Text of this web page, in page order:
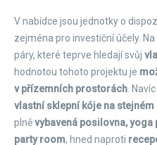
V nabídce jsou jednotky o
zejména pro investiční účely.
páry, které teprve hledají svůj
hodnotou tohoto projektu je
v přízemních prostorách .
vlastní sklepní kóje na stejném
plněvybavená posilovna,
party room, hned naproti